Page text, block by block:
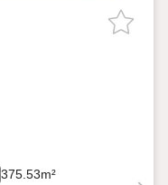
375.53m²